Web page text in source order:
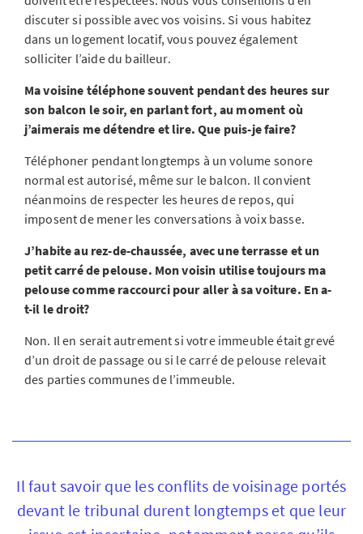
discuter si possible avec vos voisins. Si vous habitez
dans un logement locatif, vous pouvez également
solliciter l’aide du bailleur.
Ma voisine téléphone souvent pendant des heures sur
son balcon le soir, en parlant fort, au moment où
j’aimerais me détendre et lire. Que puis-je faire?
Téléphoner pendant longtemps à un volume sonore
normal est autorisé, même sur le balcon. Il convient
néanmoins de respecter les heures de repos, qui
imposent de mener les conversations à voix basse.
J’habite au rez-de-chaussée, avec une terrasse et un
petit carré de pelouse. Mon voisin utilise toujours ma
pelouse comme raccourci pour aller à sa voiture. En a-
t-il le droit?
Non. Il en serait autrement si votre immeuble était grevé
d’un droit de passage ou si le carré de pelouse relevait
des parties communes de l’immeuble.
Il faut savoir que les conflits de voisinage portés
devant le tribunal durent longtemps et que leur